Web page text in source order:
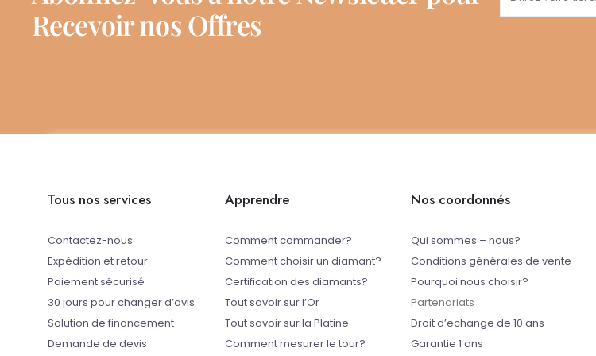
Recevoir nos Offres
Tous nos services
Contactez-nous
Expédition et retour
Paiement sécurisé
30 jours pour changer d’avis
Solution de financement
Demande de devis
Apprendre
Comment commander?
Comment choisir un diamant?
Certification des diamants?
Tout savoir sur l’Or
Tout savoir sur la Platine
Comment mesurer le tour?
Nos coordonnés
Qui sommes – nous?
Conditions générales de vente
Pourquoi nous choisir?
Partenariats
Droit d’echange de 10 ans
Garantie 1 ans